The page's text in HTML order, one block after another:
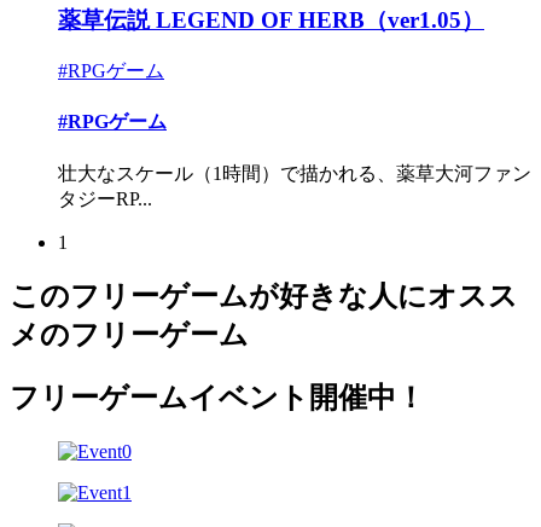
薬草伝説 LEGEND OF HERB（ver1.05）
#RPGゲーム
#RPGゲーム
壮大なスケール（1時間）で描かれる、薬草大河ファン
タジーRP...
1
このフリーゲームが好きな人にオスス
メのフリーゲーム
フリーゲームイベント開催中！